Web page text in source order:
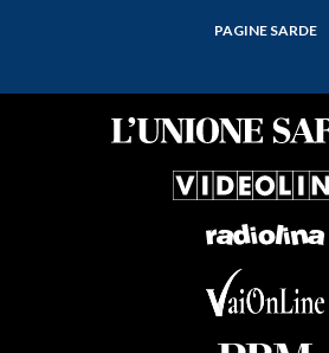
PAGINE SARDE